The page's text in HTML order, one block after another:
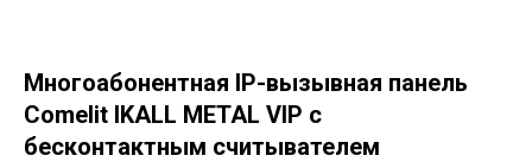
Многоабонентная IP-вызывная панель
Comelit IKALL METAL VIP с
бесконтактным считывателем